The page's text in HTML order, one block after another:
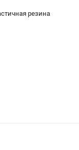
резина